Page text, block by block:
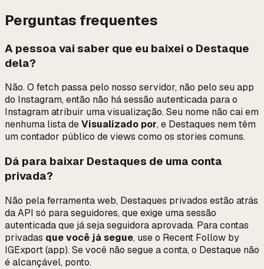
Perguntas frequentes
A pessoa vai saber que eu baixei o Destaque
dela?
Não. O fetch passa pelo nosso servidor, não pelo seu app
do Instagram, então não há sessão autenticada para o
Instagram atribuir uma visualização. Seu nome não cai em
nenhuma lista deVisualizado por, e Destaques nem têm
um contador público de views como os stories comuns.
Dá para baixar Destaques de uma conta
privada?
Não pela ferramenta web, Destaques privados estão atrás
da API só para seguidores, que exige uma sessão
autenticada que já seja seguidora aprovada. Para contas
privadas que você já segue, use o Recent Follow by
IGExport (app). Se você não segue a conta, o Destaque não
é alcançável, ponto.